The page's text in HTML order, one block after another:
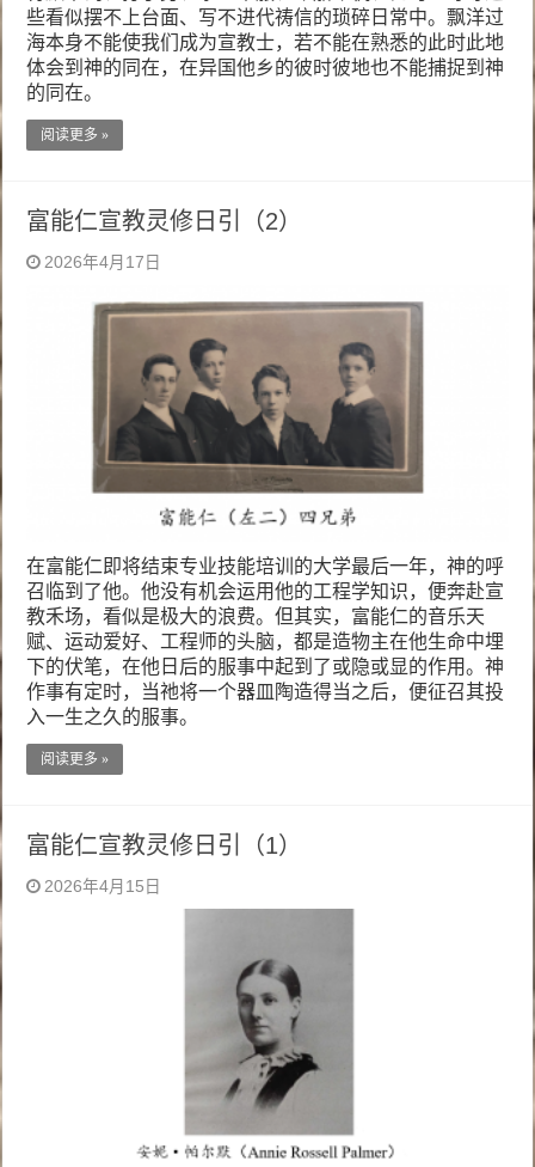
些看似摆不上台面、写不进代祷信的琐碎日常中。飘洋过
海本身不能使我们成为宣教士，若不能在熟悉的此时此地
体会到神的同在，在异国他乡的彼时彼地也不能捕捉到神
的同在。
阅读更多 »
富能仁宣教灵修日引（2）
2026年4月17日
在富能仁即将结束专业技能培训的大学最后一年，神的呼
召临到了他。他没有机会运用他的工程学知识，便奔赴宣
教禾场，看似是极大的浪费。但其实，富能仁的音乐天
赋、运动爱好、工程师的头脑，都是造物主在他生命中埋
下的伏笔，在他日后的服事中起到了或隐或显的作用。神
作事有定时，当祂将一个器皿陶造得当之后，便征召其投
入一生之久的服事。
阅读更多 »
富能仁宣教灵修日引（1）
2026年4月15日